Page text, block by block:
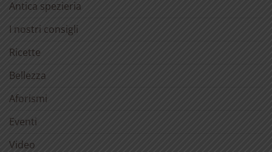
Antica spezieria
I nostri consigli
Ricette
Bellezza
Aforismi
Eventi
Video